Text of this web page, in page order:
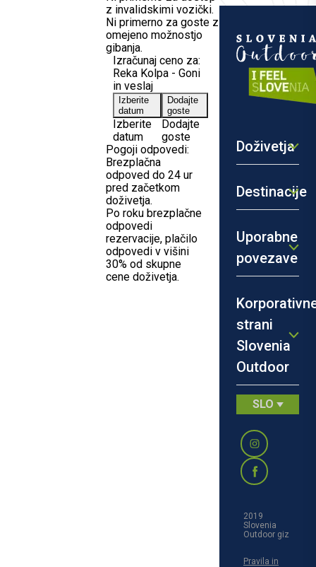
z invalidskimi vozički.
Ni primerno za goste z
omejeno možnostjo
gibanja.
Izračunaj ceno za:
Reka Kolpa - Goni
in veslaj
Izberite
datum
Izberite
datum
Dodajte
goste
Dodajte
goste
Pogoji odpovedi:
Brezplačna
odpoved do 24 ur
pred začetkom
doživetja.
Po roku brezplačne
odpovedi
rezervacije, plačilo
odpovedi v višini
30% od skupne
cene doživetja.
Doživetja
Destinacije
Uporabne
povezave
strani
Slovenia
Outdoor
SLO
2019
Slovenia
Outdoor giz
Pravila in